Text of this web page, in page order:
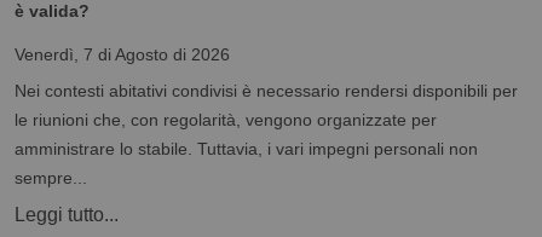
è valida?
Venerdì, 7 di Agosto di 2026
Nei contesti abitativi condivisi è necessario rendersi disponibili per
le riunioni che, con regolarità, vengono organizzate per
amministrare lo stabile. Tuttavia, i vari impegni personali non
sempre...
Leggi tutto...